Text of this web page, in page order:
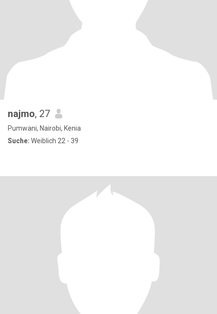
najmo, 27
Pumwani, Nairobi, Kenia
Suche: Weiblich 22 - 39